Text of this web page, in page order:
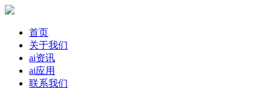
首页
关于我们
ai资讯
ai应用
联系我们